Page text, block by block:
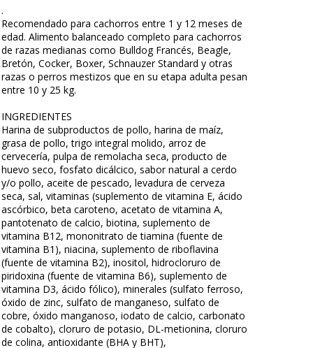
.
Recomendado para cachorros entre 1 y 12 meses de
edad. Alimento balanceado completo para cachorros
de razas medianas como Bulldog Francés, Beagle,
Bretón, Cocker, Boxer, Schnauzer Standard y otras
razas o perros mestizos que en su etapa adulta pesan
entre 10 y 25 kg.
INGREDIENTES
Harina de subproductos de pollo, harina de maíz,
grasa de pollo, trigo integral molido, arroz de
cervecería, pulpa de remolacha seca, producto de
huevo seco, fosfato dicálcico, sabor natural a cerdo
y/o pollo, aceite de pescado, levadura de cerveza
seca, sal, vitaminas (suplemento de vitamina E, ácido
ascórbico, beta caroteno, acetato de vitamina A,
pantotenato de calcio, biotina, suplemento de
vitamina B12, mononitrato de tiamina (fuente de
vitamina B1), niacina, suplemento de riboflavina
(fuente de vitamina B2), inositol, hidrocloruro de
piridoxina (fuente de vitamina B6), suplemento de
vitamina D3, ácido fólico), minerales (sulfato ferroso,
óxido de zinc, sulfato de manganeso, sulfato de
cobre, óxido manganoso, iodato de calcio, carbonato
de cobalto), cloruro de potasio, DL-metionina, cloruro
de colina, antioxidante (BHA y BHT),